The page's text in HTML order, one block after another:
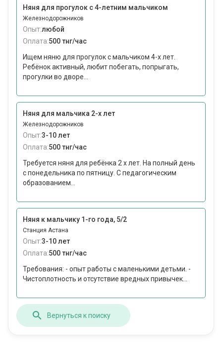
Няня для прогулок с 4-летним мальчиком
Железнодорожников
Опыт:любой
Оплата:500 тнг/час
Ищем няню для прогулок с мальчиком 4-х лет.
Ребёнок активный, любит побегать, попрыгать,
прогулки во дворе...
Няня для мальчика 2-х лет
Железнодорожников
Опыт:3-10 лет
Оплата:500 тнг/час
Требуется няня для ребёнка 2 х лет. На полный день
с понедельника по пятницу. С педагогическим
образованием...
Няня к мальчику 1-го года, 5/2
Станция Астана
Опыт:3-10 лет
Оплата:500 тнг/час
Требования: - опыт работы с маленькими детьми. -
Чистоплотность и отсутствие вредных привычек...
Вернуться к поиску